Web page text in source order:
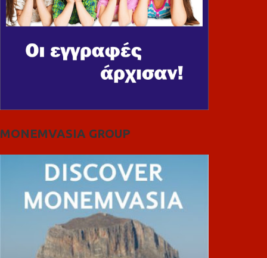
MONEMVASIA GROUP